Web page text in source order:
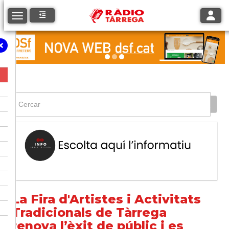
Toggle navigation
La Fira d'Artistes i Activitats
Tradicionals de Tàrrega
renova l’èxit de públic i es